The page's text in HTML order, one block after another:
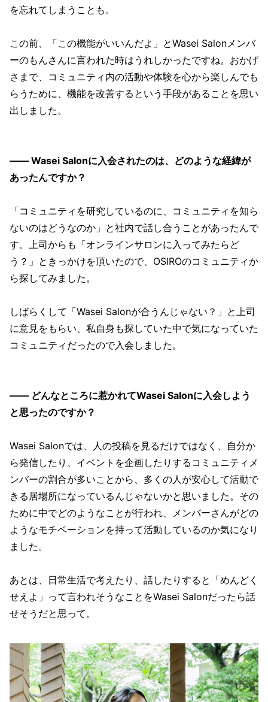
を忘れてしまうことも。
この前、「この機能がいいんだよ」とWasei Salonメンバ
ーのもんさんに言われた時はうれしかったですね。おかげ
さまで、コミュニティ内の活動や体験を心から楽しんでも
らうために、機能を改善するという手段があることを思い
出しました。
—— Wasei Salonに入会されたのは、どのような経緯が
あったんですか？
「コミュニティを研究しているのに、コミュニティを知ら
ないのはどうなのか」と社内で話し合うことがあったんで
す。上司からも「オンラインサロンに入ってみたらど
う？」ときっかけを頂いたので、OSIROのコミュニティか
ら探してみました。
しばらくして「Wasei Salonが合うんじゃない？」と上司
に意見をもらい、私自身も探していた中で気になっていた
コミュニティだったので入会しました。
—— どんなところに惹かれてWasei Salonに入会しよう
と思ったのですか？
Wasei Salonでは、人の投稿を見るだけではなく、自分か
ら発信したり、イベントを企画したりするコミュニティメ
ンバーの割合が多いことから、多くの人が安心して活動で
きる居場所になっているんじゃないかと思いました。その
ために中でどのようなことが行われ、メンバーさんがどの
ようなモチベーションを持って活動しているのか気になり
ました。
あとは、日常生活で考えたり、話したりすると「めんどく
せえよ」って言われそうなことをWasei Salonだったら話
せそうだと思って。